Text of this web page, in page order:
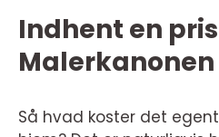
Indhent en
Malerkanonen
Så hvad koster det